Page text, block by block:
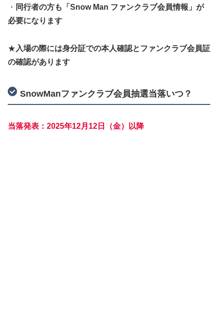
・ 同行者の方も「Snow Man ファンクラブ会員情報」が
必要になります
★ 入場の際には身分証での本人確認とファンクラブ会員証
の確認があります
SnowManファンクラブ会員抽選当落いつ？
当落発表：2025年12月12日（金）以降